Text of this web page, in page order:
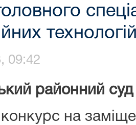
09:42
районний суд
на